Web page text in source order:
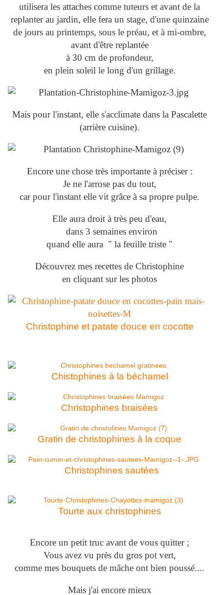
utilisera les attaches comme tuteurs et avant de la
replanter au jardin, elle fera un stage, d'une quinzaine
de jours au printemps, sous le préau, et à mi-ombre,
avant d'être replantée
à 30 cm de profondeur,
en plein soleil le long d'un grillage.
Mais pour l'instant, elle s'acclimate dans la Pascalette
(arrière cuisine).
Encore une chose très importante à préciser :
Je ne l'arrose pas du tout,
car pour l'instant elle vit grâce à sa propre pulpe.
Elle aura droit à très peu d'eau,
dans 3 semaines environ
quand elle aura " la feuille triste "
Découvrez mes recettes de Christophine
en cliquant sur les photos
Christophine et patate douce en cocotte
Chistophines à la béchamel
Christophines braisées
Gratin de christophines à la coque
Christophines sautées
Tourte aux christophines
Encore un petit truc avant de vous quitter ;
Vous avez vu près du gros pot vert,
comme mes bouquets de mâche ont bien poussé....
Mais j'ai encore mieux